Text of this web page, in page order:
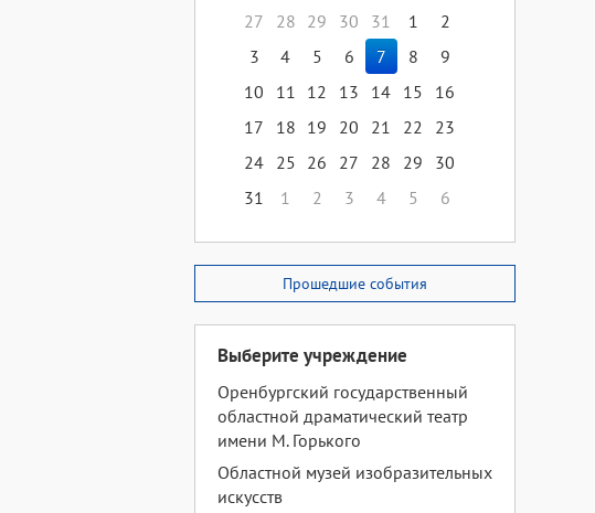
27
28 29 30 31 1
2
3
4 5 6 7 8
9
10
11 12 13 14 15
16
17
18 19 20 21 22
23
24 25 26 27 28 29
30
31
1 2 3 4 5 6
Прошедшие события
Выберите учреждение
Оренбургский государственный
областной драматический театр
имени М. Горького
Областной музей изобразительных
искусств